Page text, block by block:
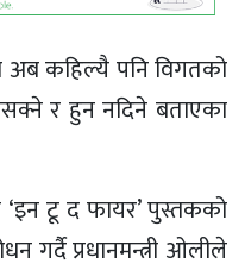
अब कहिल्यै पनि विगतको
र हुन नदिने बताएका
‘इन टू द फायर’ पुस्तकको
गर्दै प्रधानमन्त्री ओलीले